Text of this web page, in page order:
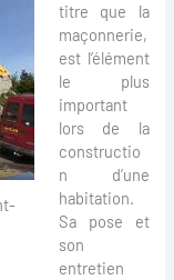
titre que la
maçonnerie,
est l’élément
le plus
important
lors de la
constructio
n d’une
habitation.
Sa pose et
son
entretien